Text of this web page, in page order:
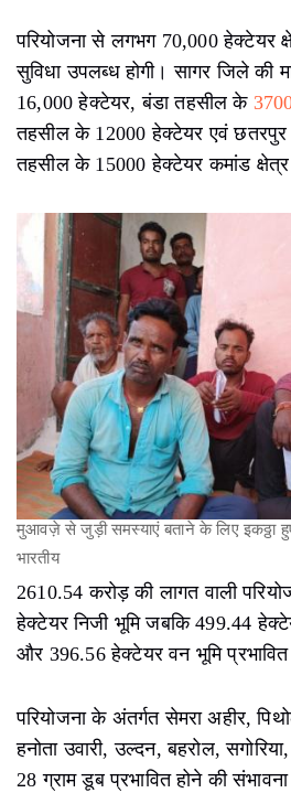
परियोजना से लगभग 70,000 हेक्टेयर
सुविधा उपलब्ध होगी। सागर जिले की
16,000 हेक्टेयर, बंडा तहसील के
तहसील के 12000 हेक्टेयर एवं छतरपुर
तहसील के 15000 हेक्टेयर कमांड क्षेत्र
मुआवज़े से जुड़ी समस्याएं बताने के लिए इकठ्ठा
भारतीय
2610.54 करोड़ की लागत वाली
हेक्टेयर निजी भूमि जबकि 499.44
और 396.56 हेक्टेयर वन भूमि प्रभावित
परियोजना के अंतर्गत सेमरा अहीर,
हनोता उवारी, उल्दन, बहरोल,
28 ग्राम डूब प्रभावित होने की